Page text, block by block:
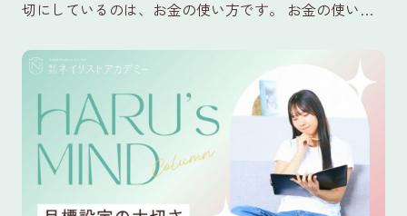
切にしているのは、お金の使い方です。 お金の使い方
の、…